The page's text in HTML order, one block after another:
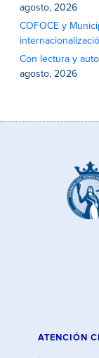
agosto, 2026
COFOCE y
Con lectura y
agosto, 2026
ATENCIÓN